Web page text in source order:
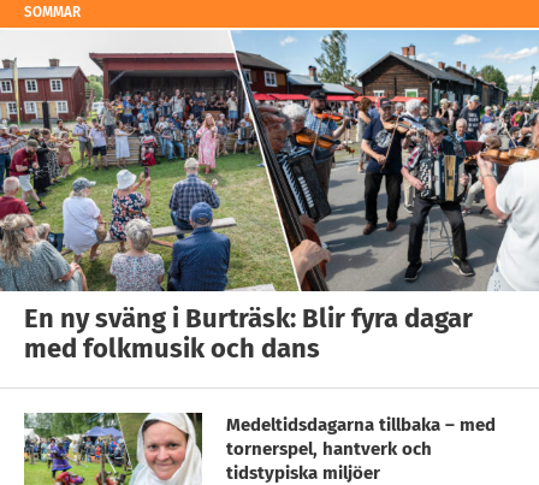
SOMMAR
En ny sväng i Burträsk: Blir fyra dagar
med folkmusik och dans
Medeltidsdagarna tillbaka – med
tornerspel, hantverk och
tidstypiska miljöer